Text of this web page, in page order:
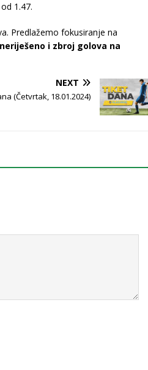
1.47.
Predlažemo fokusiranje na
i zbroj golova na
NEXT
(Četvrtak, 18.01.2024)